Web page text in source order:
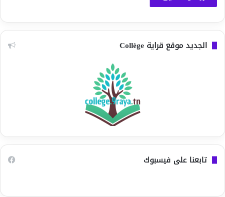
الجديد موقع قراية Collège
تابعنا على فيسبوك